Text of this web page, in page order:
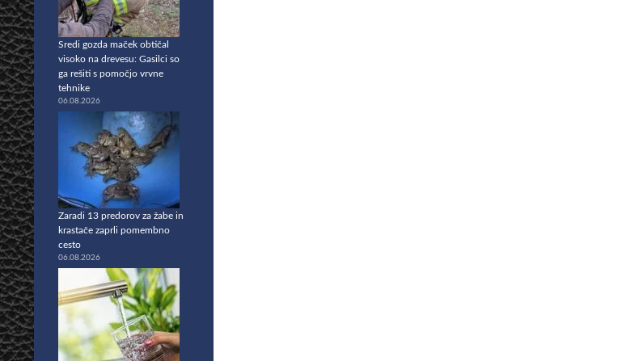
Sredi gozda maček obtičal
visoko na drevesu: Gasilci so
ga rešiti s pomočjo vrvne
tehnike
06.08.2026
Zaradi 13 predorov za žabe in
krastače zaprli pomembno
cesto
06.08.2026